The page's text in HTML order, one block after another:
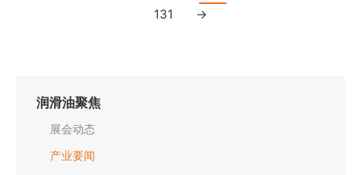
131
→
润滑油聚焦
展会动态
产业要闻